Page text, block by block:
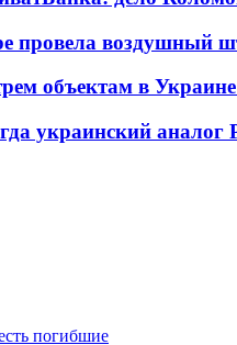
провела воздушный
объектам в
украинский аналог